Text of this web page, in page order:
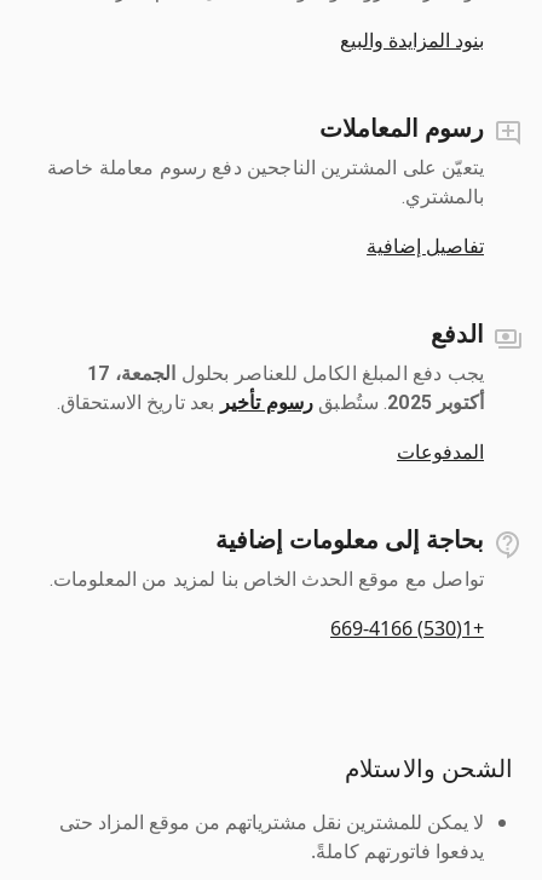
بنود المزايدة والبيع
رسوم المعاملات
يتعيّن على المشترين الناجحين دفع رسوم معاملة خاصة
بالمشتري.
تفاصيل إضافية
الدفع
يجب دفع المبلغ الكامل للعناصر بحلول ‎
الجمعة، 17
أكتوبر 2025
‎. ستُطبق رسوم تأخير بعد تاريخ الاستحقاق.
المدفوعات
بحاجة إلى معلومات إضافية
تواصل مع موقع الحدث الخاص بنا لمزيد من المعلومات.
+1(530) 669-4166
الشحن والاستلام
لا يمكن للمشترين نقل مشترياتهم من موقع المزاد حتى
يدفعوا فاتورتهم كاملةً.